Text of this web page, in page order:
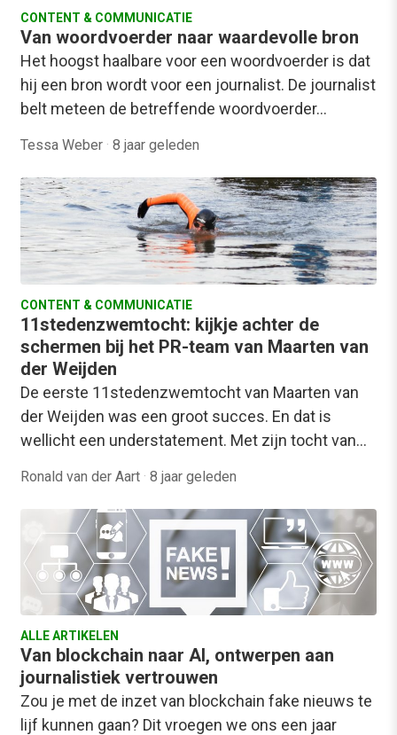
CONTENT & COMMUNICATIE
Van woordvoerder naar waardevolle bron
Het hoogst haalbare voor een woordvoerder is dat
hij een bron wordt voor een journalist. De journalist
belt meteen de betreffende woordvoerder…
Tessa Weber · 8 jaar geleden
CONTENT & COMMUNICATIE
11stedenzwemtocht: kijkje achter de
schermen bij het PR-team van Maarten van
der Weijden
De eerste 11stedenzwemtocht van Maarten van
der Weijden was een groot succes. En dat is
wellicht een understatement. Met zijn tocht van…
Ronald van der Aart · 8 jaar geleden
ALLE ARTIKELEN
Van blockchain naar AI, ontwerpen aan
journalistiek vertrouwen
Zou je met de inzet van blockchain fake nieuws te
lijf kunnen gaan? Dit vroegen we ons een jaar